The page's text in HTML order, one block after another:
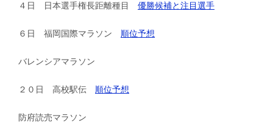
４日 日本選手権長距離種目 優勝候補と注目選手
６日 福岡国際マラソン 順位予想
バレンシアマラソン
２０日 高校駅伝 順位予想
防府読売マラソン